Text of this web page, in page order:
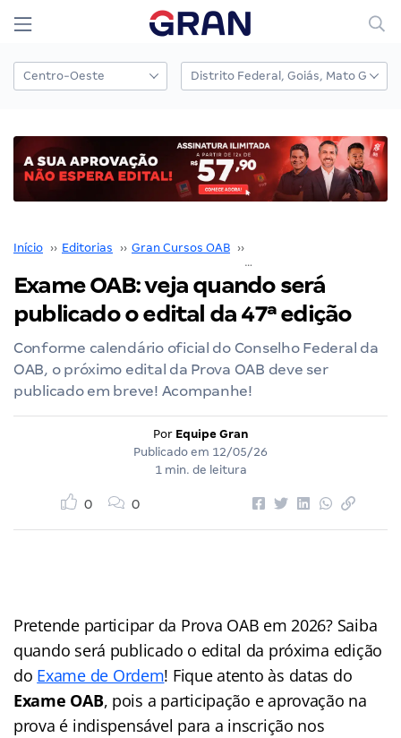
Início ›› Editorias ›› Gran Cursos OAB ››
Exame OAB: veja quando será
publicado o edital da 47ª edição
Conforme calendário oficial do Conselho Federal da
OAB, o próximo edital da Prova OAB deve ser
publicado em breve! Acompanhe!
Por Equipe Gran
Publicado em 12/05/26
1 min. de leitura
0 0
Pretende participar da Prova OAB em 2026? Saiba
quando será publicado o edital da próxima edição
do Exame de Ordem! Fique atento às datas do
Exame OAB, pois a participação e aprovação na
prova é indispensável para a inscrição nos